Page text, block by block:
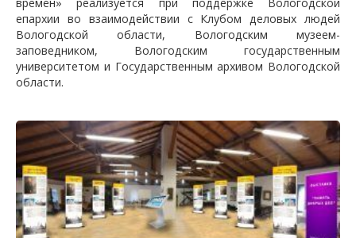
епархии во взаимодействии с Клубом деловых людей
Вологодской области, Вологодским музеем-
заповедником, Вологодским государственным
университетом и Государственным архивом Вологодской
области.